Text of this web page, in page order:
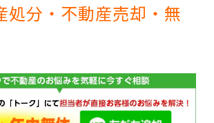
処分・不動産売却・無